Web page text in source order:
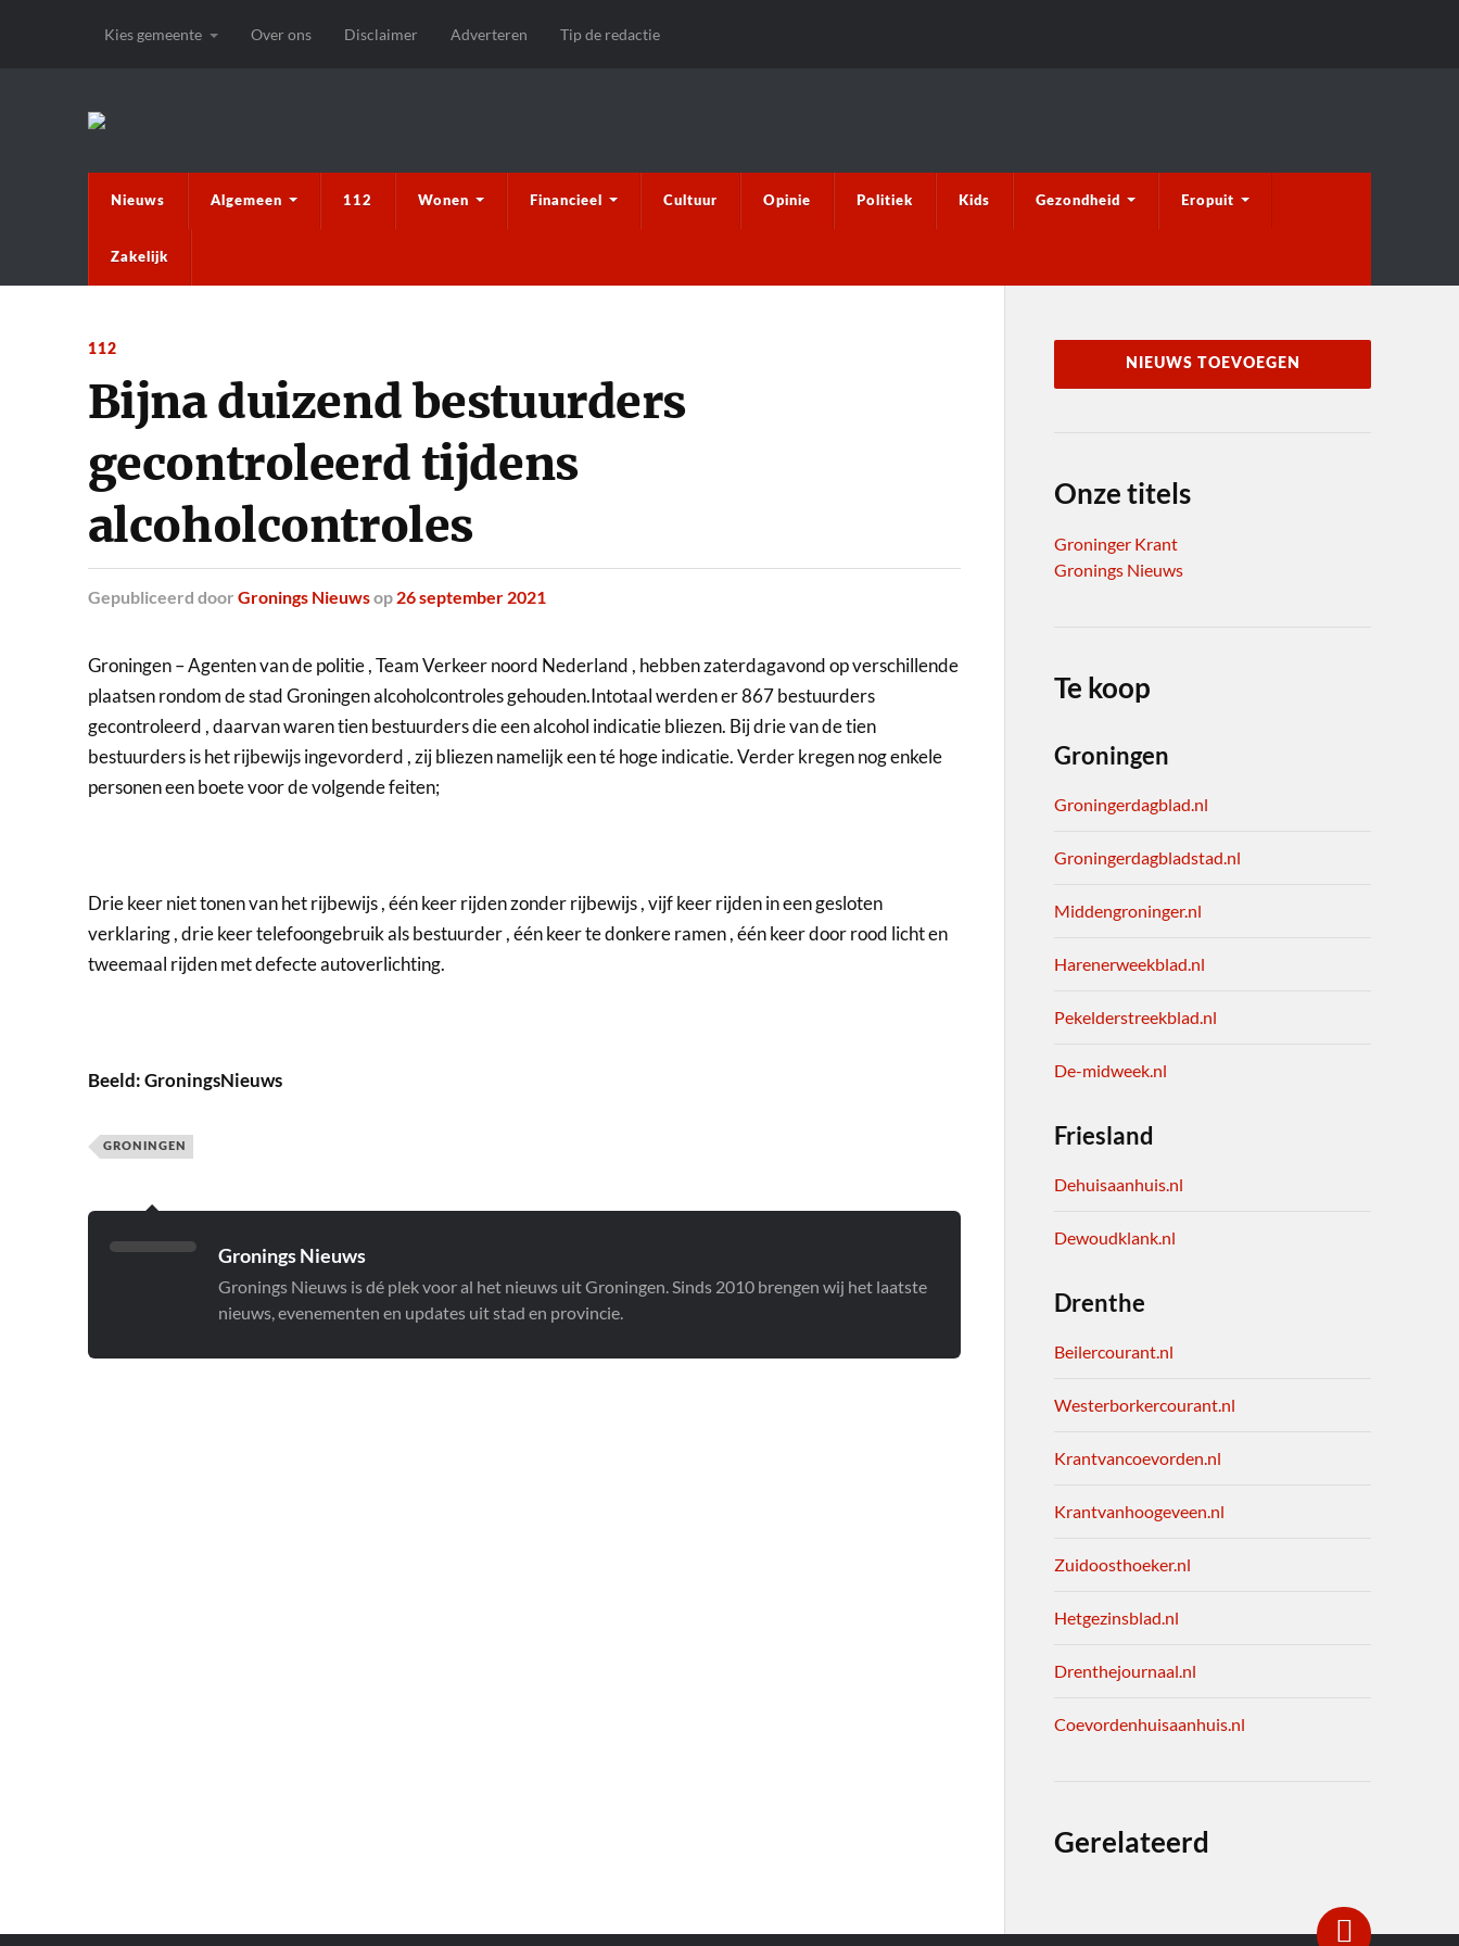
Kies gemeente Over ons Disclaimer Adverteren Tip de redactie
Nieuws Algemeen 112 Wonen Financieel Cultuur Opinie Politiek Kids Gezondheid Eropuit
Zakelijk
112
Bijna duizend bestuurders
gecontroleerd tijdens
alcoholcontroles
Gepubliceerd door Gronings Nieuwsop 26 september 2021
Groningen – Agenten van de politie , Team Verkeer noord Nederland , hebben zaterdagavond op verschillende
plaatsen rondom de stad Groningen alcoholcontroles gehouden.Intotaal werden er 867 bestuurders
gecontroleerd , daarvan waren tien bestuurders die een alcohol indicatie bliezen. Bij drie van de tien
bestuurders is het rijbewijs ingevorderd , zij bliezen namelijk een té hoge indicatie. Verder kregen nog enkele
personen een boete voor de volgende feiten;
Drie keer niet tonen van het rijbewijs , één keer rijden zonder rijbewijs , vijf keer rijden in een gesloten
verklaring , drie keer telefoongebruik als bestuurder , één keer te donkere ramen , één keer door rood licht en
tweemaal rijden met defecte autoverlichting.
Beeld: GroningsNieuws
GRONINGEN
Gronings Nieuws
Gronings Nieuws is dé plek voor al het nieuws uit Groningen. Sinds 2010 brengen wij het laatste
nieuws, evenementen en updates uit stad en provincie.
NIEUWS TOEVOEGEN
Onze titels
Groninger Krant
Gronings Nieuws
Te koop
Groningen
Groningerdagblad.nl
Groningerdagbladstad.nl
Middengroninger.nl
Harenerweekblad.nl
Pekelderstreekblad.nl
De-midweek.nl
Friesland
Dehuisaanhuis.nl
Dewoudklank.nl
Drenthe
Beilercourant.nl
Westerborkercourant.nl
Krantvancoevorden.nl
Krantvanhoogeveen.nl
Zuidoosthoeker.nl
Hetgezinsblad.nl
Drenthejournaal.nl
Coevordenhuisaanhuis.nl
Gerelateerd